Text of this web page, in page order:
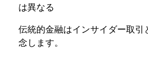
は異なる
伝統的金融はインサイダー取引
念します。